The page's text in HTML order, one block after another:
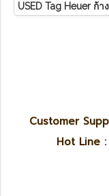
Customer
Hot Line :